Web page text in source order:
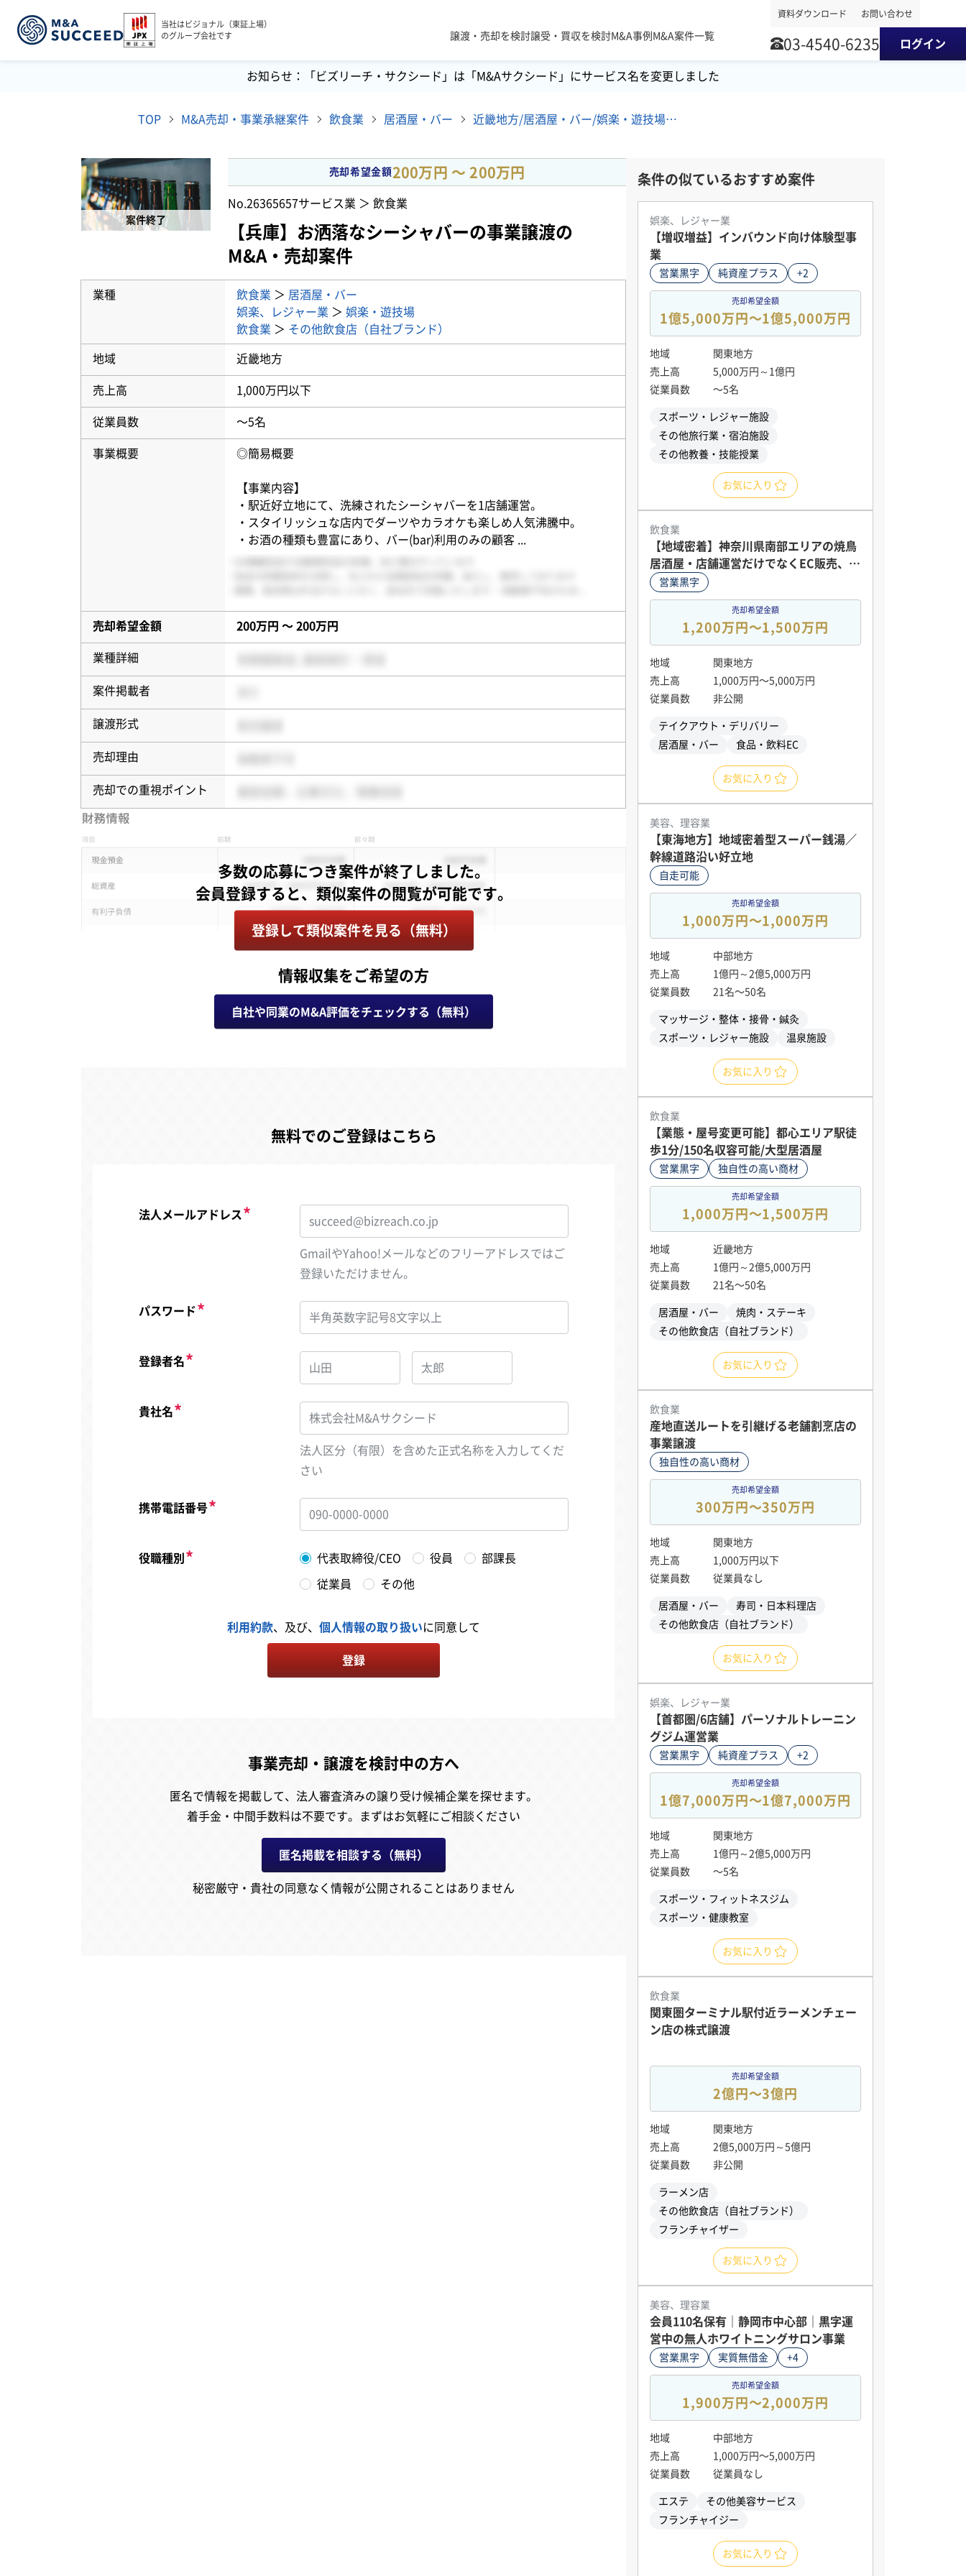
当社はビジョナル（東証上場）
のグループ会社です
譲渡・売却を検討譲受・買収を検討M&A事例 M&A案件一覧
資料ダウンロード お問い合わせ
03-4540-6235 ログイン
お知らせ：「ビズリーチ・サクシード」は「M&Aサクシード」にサービス名を変更しました
TOP M&A売却・事業承継案件 飲食業 居酒屋・バー 近畿地方/居酒屋・バー/娯楽・遊技場/その他飲食店（自社ブランド） M&A・事業譲渡案件
案件終了
売却希望金額 200万円 〜 200万円
No.26365657サービス業 ＞ 飲食業
【兵庫】お洒落なシーシャバーの事業譲渡の
M&A・売却案件
業種 飲食業 ＞ 居酒屋・バー
娯楽、レジャー業 ＞ 娯楽・遊技場
飲食業 ＞ その他飲食店（自社ブランド）
地域 近畿地方
売上高 1,000万円以下
従業員数 〜5名
事業概要 ◎簡易概要
【事業内容】
・駅近好立地にて、洗練されたシーシャバーを1店舗運営。
・スタイリッシュな店内でダーツやカラオケも楽しめ人気沸騰中。
・お酒の種類も豊富にあり、バー(bar)利用のみの顧客
売却希望金額 200万円 〜 200万円
業種詳細
案件掲載者
譲渡形式
売却理由
売却での重視ポイント
多数の応募につき案件が終了しました。
登録して類似案件を見る（無料）
情報収集をご希望の方
自社や同業のM&A評価をチェックする（無料）
無料でのご登録はこちら
法人メールアドレス
GmailやYahoo!メールなどのフリーアドレスではご
登録いただけません。
パスワード
登録者名
貴社名
法人区分（有限）を含めた正式名称を入力してくだ
さい
携帯電話番号
役職種別 代表取締役/CEO 役員 部課長
従業員 その他
利用約款、及び、 個人情報の取り扱いに同意して
登録
事業売却・譲渡を検討中の方へ
匿名で情報を掲載して、 法人審査済みの譲り受け候補企業を探せます。
着手金・中間手数料は不要です。
まずはお気軽にご相談ください
匿名掲載を相談する（無料）
秘密厳守・貴社の同意なく情報が公開されることはありません
条件の似ているおすすめ案件
娯楽、レジャー業
【増収増益】インバウンド向け体験型事
業
営業黒字 純資産プラス +2
売却希望金額
1億5,000万円〜1億5,000万円
地域
関東地方
売上高
5,000万円～1億円
従業員数
〜5名
スポーツ・レジャー施設
その他旅行業・宿泊施設
その他教養・技能授業
お気に入り
飲食業
【地域密着】神奈川県南部エリアの焼鳥
居酒屋・店舗運営だけでなくEC販売、返
礼品などの販路からの収益ルートもあり
◎
営業黒字
売却希望金額
1,200万円〜1,500万円
地域
関東地方
売上高
1,000万円〜5,000万円
従業員数
非公開
テイクアウト・デリバリー
居酒屋・バー
食品・飲料EC
お気に入り
美容、理容業
【東海地方】地域密着型スーパー銭湯／
幹線道路沿い好立地
自走可能
売却希望金額
1,000万円〜1,000万円
地域
中部地方
売上高
1億円～2億5,000万円
従業員数
21名〜50名
マッサージ・整体・接骨・鍼灸
スポーツ・レジャー施設
温泉施設
お気に入り
飲食業
【業態・屋号変更可能】都心エリア駅徒
歩1分/150名収容可能/大型居酒屋
営業黒字 独自性の高い商材
売却希望金額
1,000万円〜1,500万円
地域
近畿地方
売上高
1億円～2億5,000万円
従業員数
21名〜50名
居酒屋・バー
焼肉・ステーキ
その他飲食店（自社ブランド）
お気に入り
飲食業
産地直送ルートを引継げる老舗割烹店の
事業譲渡
独自性の高い商材
売却希望金額
300万円〜350万円
地域
関東地方
売上高
1,000万円以下
従業員数
従業員なし
居酒屋・バー
寿司・日本料理店
その他飲食店（自社ブランド）
お気に入り
娯楽、レジャー業
【首都圏/6店舗】パーソナルトレーニン
グジム運営業
営業黒字 純資産プラス +2
売却希望金額
1億7,000万円〜1億7,000万円
地域
関東地方
売上高
1億円～2億5,000万円
従業員数
〜5名
スポーツ・フィットネスジム
スポーツ・健康教室
お気に入り
飲食業
関東圏ターミナル駅付近ラーメンチェー
ン店の株式譲渡
売却希望金額
2億円〜3億円
地域
関東地方
売上高
2億5,000万円～5億円
従業員数
非公開
ラーメン店
その他飲食店（自社ブランド）
フランチャイザー
お気に入り
美容、理容業
会員110名保有｜静岡市中心部｜黒字運
営中の無人ホワイトニングサロン事業
営業黒字 実質無借金 +4
売却希望金額
1,900万円〜2,000万円
地域
中部地方
売上高
1,000万円〜5,000万円
従業員数
従業員なし
エステ
その他美容サービス
フランチャイジー
お気に入り